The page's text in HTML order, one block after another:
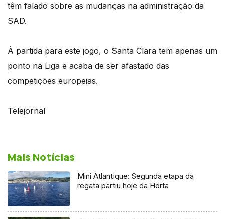
têm falado sobre as mudanças na administração da
SAD.
À partida para este jogo, o Santa Clara tem apenas um
ponto na Liga e acaba de ser afastado das
competições europeias.
Telejornal
Mais Notícias
Mini Atlantique: Segunda etapa da
regata partiu hoje da Horta